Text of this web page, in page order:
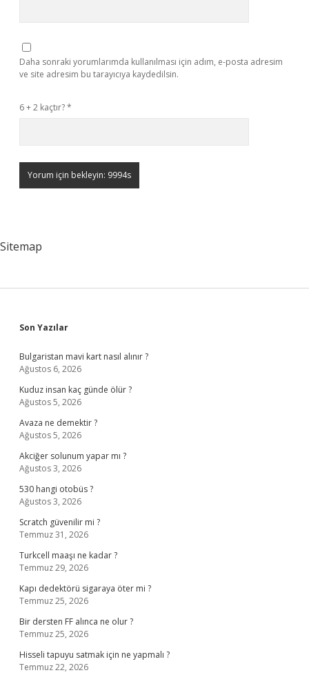
Daha sonraki yorumlarımda kullanılması için adım, e-posta adresim
ve site adresim bu tarayıcıya kaydedilsin.
6 + 2 kaçtır?*
Sitemap
Sidebar
Son Yazılar
Bulgaristan mavi kart nasıl alınır ?
Ağustos 6, 2026
Kuduz insan kaç günde ölür ?
Ağustos 5, 2026
Avaza ne demektir ?
Ağustos 5, 2026
Akciğer solunum yapar mı ?
Ağustos 3, 2026
530 hangi otobüs ?
Ağustos 3, 2026
Scratch güvenilir mi ?
Temmuz 31, 2026
Turkcell maaşı ne kadar ?
Temmuz 29, 2026
Kapı dedektörü sigaraya öter mi ?
Temmuz 25, 2026
Bir dersten FF alınca ne olur ?
Temmuz 25, 2026
Hisseli tapuyu satmak için ne yapmalı ?
Temmuz 22, 2026